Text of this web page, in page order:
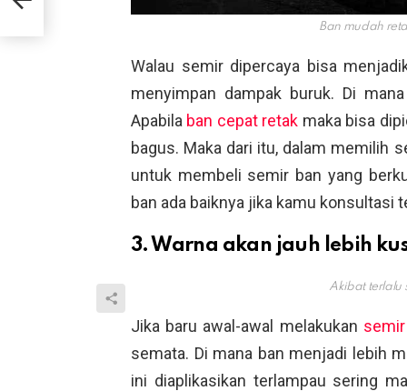
Ban mudah
Walau semir dipercaya bisa
menyimpan dampak buruk. Di
Apabila ban cepat retak maka bisa
bagus. Maka dari itu, dalam memilih
untuk membeli semir ban yang
ban ada baiknya jika kamu konsultasi
3. Warna akan jauh lebih
Akibat terlalu
Jika baru awal-awal melakukan
semata. Di mana ban menjadi lebih
ini diaplikasikan terlampau sering